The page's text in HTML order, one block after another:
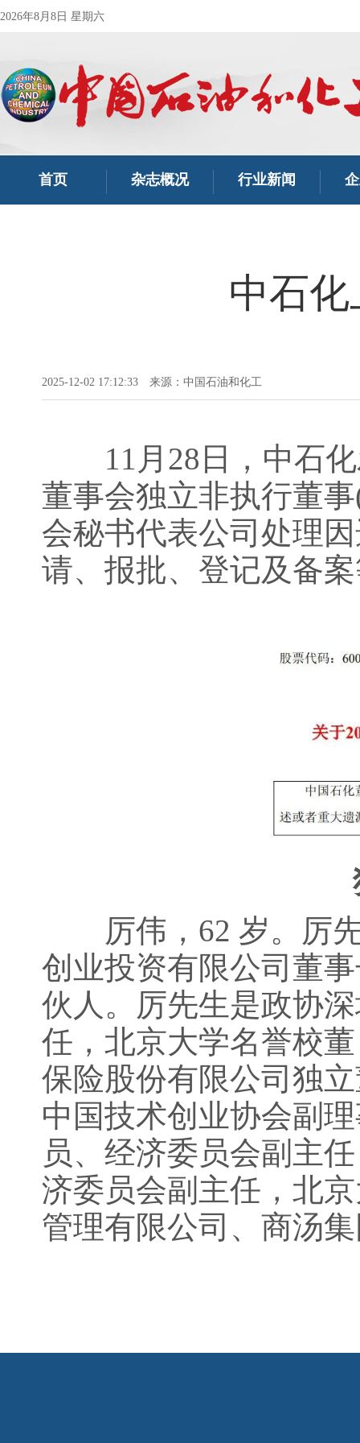
2026年8月8日 星期六
首页 杂志概况 行业新闻
中石
2025-12-02 17:12:33 来源：中国石油和化工
11月28日，中石化
董事会独立非执行董
会秘书代表公司处理
请、报批、登记及备
厉伟，62 岁。厉先
创业投资有限公司董
伙人。厉先生是政协
任，北京大学名誉校
保险股份有限公司独
中国技术创业协会副
员、经济委员会副主
济委员会副主任，北
管理有限公司、商汤